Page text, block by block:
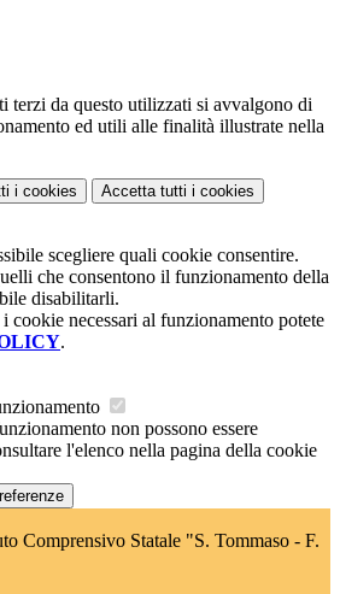
terzi da questo utilizzati si avvalgono di
ed utili alle finalità illustrate nella
i cookies Accetta tutti i cookies
scegliere quali cookie consentire.
che consentono il funzionamento della
disabilitarli.
cookie necessari al funzionamento potete
.
non possono essere
l'elenco nella pagina della cookie
Comprensivo Statale "S. Tommaso - F.